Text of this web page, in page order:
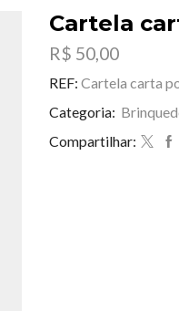
Cartela
R$ 50,00
REF: Cartela carta
Categoria:
Compartilhar: